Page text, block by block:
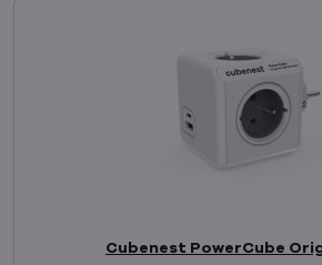
Cubenest PowerCube